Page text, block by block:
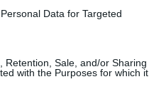
Data for Targeted
Retention, Sale, and/or Sharing
with the Purposes for which it